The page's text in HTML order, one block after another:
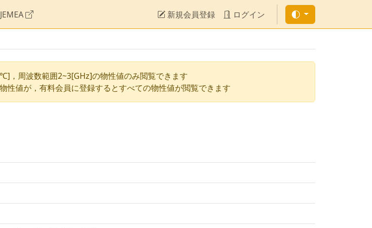
JEMEA 新規会員登録 ログイン
，周波数範囲2~3[GHz]の物性値のみ閲覧できます
値が，有料会員に登録するとすべての物性値が閲覧できます